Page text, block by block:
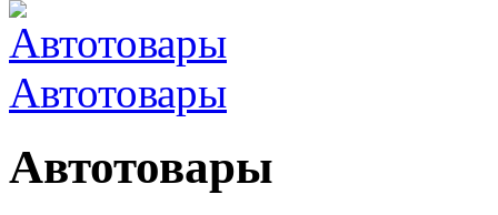
Автотовары
Автотовары